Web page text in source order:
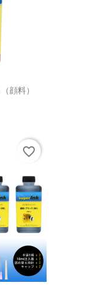
顔料）
favorite_border